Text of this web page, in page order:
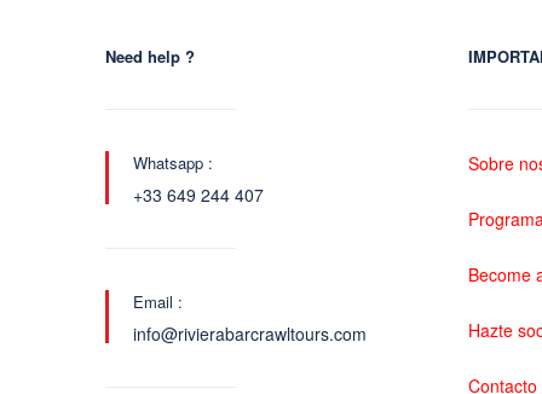
Need help ?
Whatsapp :
+33 649 244 407
Email :
info@rivierabarcrawltours.com
Sobre
Become
Hazte
Contacto